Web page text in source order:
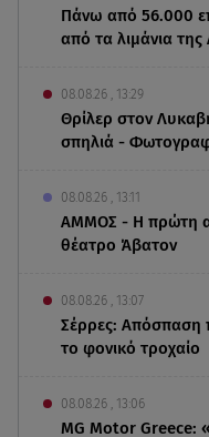
Πάνω από 56.000
από τα λιμάνια της
08.08.26 , 13:29
Θρίλερ στον
σπηλιά -
08.08.26 , 13:11
ΑΜΜΟΣ - Η πρώτη
θέατρο Άβατον
08.08.26 , 13:07
Σέρρες: Απόσπαση
το φονικό τροχαίο
08.08.26 , 13:06
MG Motor Greece: